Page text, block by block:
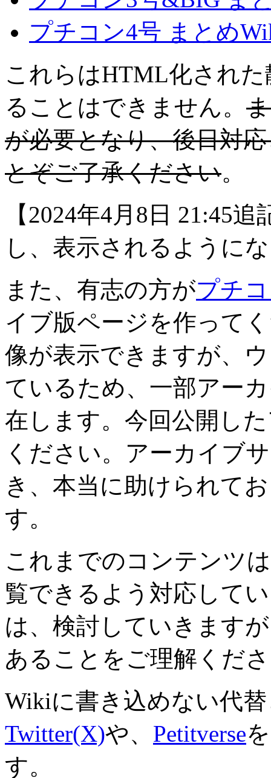
プチコン4号 まとめ
これらはHTML化され
ることはできません。
が必要となり、後日対
とぞご了承ください。
【2024年4月8日 21:45
し、表示されるように
また、有志の方がプチ
イブ版ページを作って
像が表示できますが、
ているため、一部アー
在します。今回公開し
ください。アーカイブ
き、本当に助けられて
す。
これまでのコンテンツ
覧できるよう対応して
は、検討していきます
あることをご理解くだ
Wikiに書き込めない代
Twitter(X)や、 Petitverse
す。